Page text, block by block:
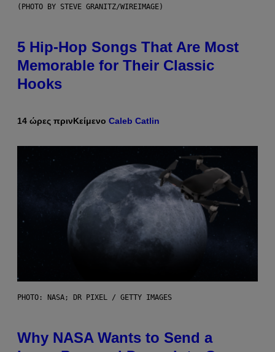
(PHOTO BY STEVE GRANITZ/WIREIMAGE)
5 Hip-Hop Songs That Are Most
Memorable for Their Classic
Hooks
14 ώρες πρινΚείμενο Caleb Catlin
PHOTO: NASA; DR PIXEL / GETTY IMAGES
Why NASA Wants to Send a